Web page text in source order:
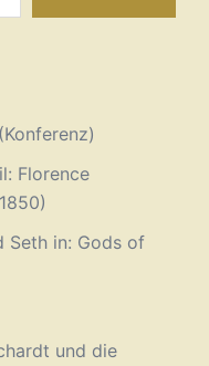
Florence
Seth in: Gods of
und die